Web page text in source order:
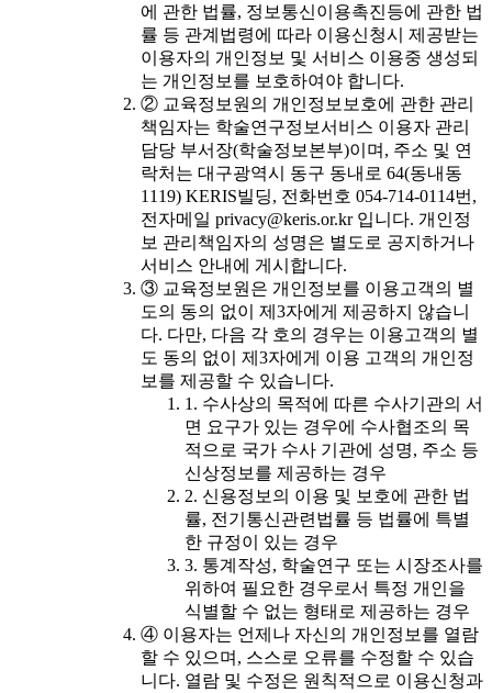
에 관한 법률, 정보통신이용촉진등에 관한 법
률 등 관계법령에 따라 이용신청시 제공받는
이용자의 개인정보 및 서비스 이용중 생성되
는 개인정보를 보호하여야 합니다.
② 교육정보원의 개인정보보호에 관한 관리
책임자는 학술연구정보서비스 이용자 관리
담당 부서장(학술정보본부)이며, 주소 및 연
락처는 대구광역시 동구 동내로 64(동내동
1119) KERIS빌딩, 전화번호 054-714-0114번,
전자메일 privacy@keris.or.kr 입니다. 개인정
보 관리책임자의 성명은 별도로 공지하거나
서비스 안내에 게시합니다.
③ 교육정보원은 개인정보를 이용고객의 별
도의 동의 없이 제3자에게 제공하지 않습니
다. 다만, 다음 각 호의 경우는 이용고객의 별
도 동의 없이 제3자에게 이용 고객의 개인정
보를 제공할 수 있습니다.
1. 수사상의 목적에 따른 수사기관의 서
면 요구가 있는 경우에 수사협조의 목
적으로 국가 수사 기관에 성명, 주소 등
신상정보를 제공하는 경우
2. 신용정보의 이용 및 보호에 관한 법
률, 전기통신관련법률 등 법률에 특별
한 규정이 있는 경우
3. 통계작성, 학술연구 또는 시장조사를
위하여 필요한 경우로서 특정 개인을
식별할 수 없는 형태로 제공하는 경우
④ 이용자는 언제나 자신의 개인정보를 열람
할 수 있으며, 스스로 오류를 수정할 수 있습
니다. 열람 및 수정은 원칙적으로 이용신청과